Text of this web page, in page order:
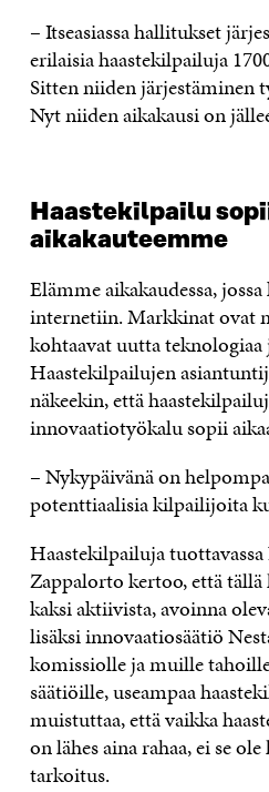
– Itseasiassa hallitukset
erilaisia haastekilpailuja
Sitten niiden järjestäminen
Nyt niiden aikakausi on
Haastekilpailu
aikakauteemme
Elämme aikakaudessa,
internetiin. Markkinat ovat
kohtaavat uutta teknologiaa
Haastekilpailujen
näkeekin, että
innovaatiotyökalu sopii
– Nykypäivänä on
potenttiaalisia kilpailijoita
Haastekilpailuja tuottavassa
Zappalorto kertoo, että tällä
kaksi aktiivista, avoinna
lisäksi innovaatiosäätiö
komissiolle ja muille
säätiöille, useampaa
muistuttaa, että vaikka
on lähes aina rahaa, ei se
tarkoitus.